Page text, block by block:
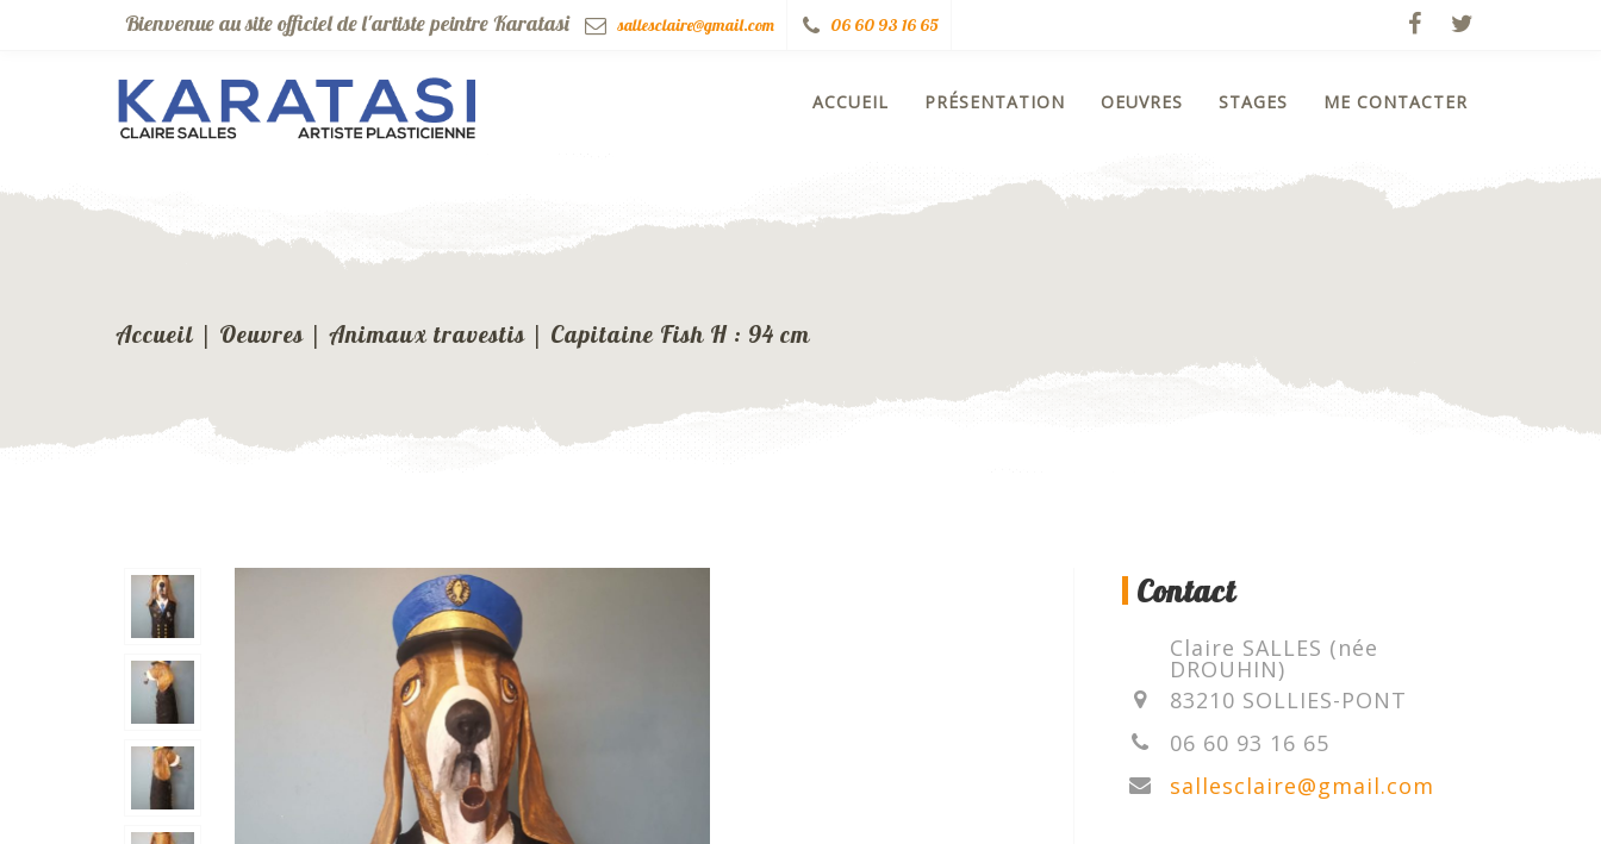
Bienvenue au site officiel de l'artiste peintre Karatasi sallesclaire@gmail.com 06 60 93 16 65
ACCUEIL PRÉSENTATION OEUVRES STAGES ME CONTACTER
Accueil | Oeuvres | Animaux travestis | Capitaine Fish H : 94 cm
Contact
Claire SALLES (née
DROUHIN)
83210 SOLLIES-PONT
06 60 93 16 65
sallesclaire@gmail.com